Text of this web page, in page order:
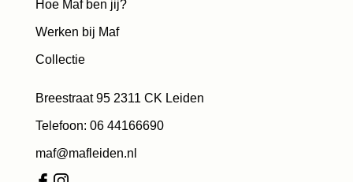
Hoe Maf ben jij?
Werken bij Maf
Collectie
Breestraat 95 2311 CK Leiden
Telefoon: 06 44166690
maf@mafleiden.nl